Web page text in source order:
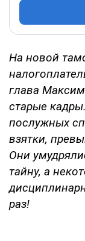
На новой
глава
старые
послужных
взятки,
Они
тайну, а
раз!